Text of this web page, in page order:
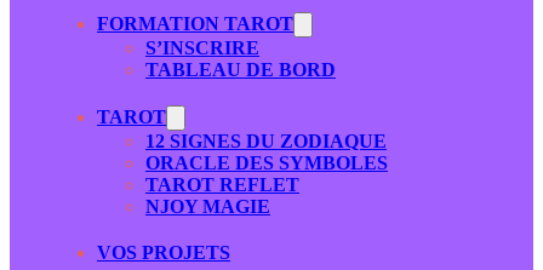
FORMATION TAROT
S’INSCRIRE
TABLEAU DE BORD
TAROT
12 SIGNES DU ZODIAQUE
ORACLE DES SYMBOLES
TAROT REFLET
NJOY MAGIE
VOS PROJETS